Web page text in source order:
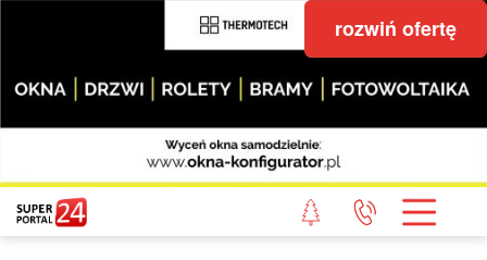
rozwiń ofertę
STRONA GŁÓWNA
POWIAT GRYFICKI